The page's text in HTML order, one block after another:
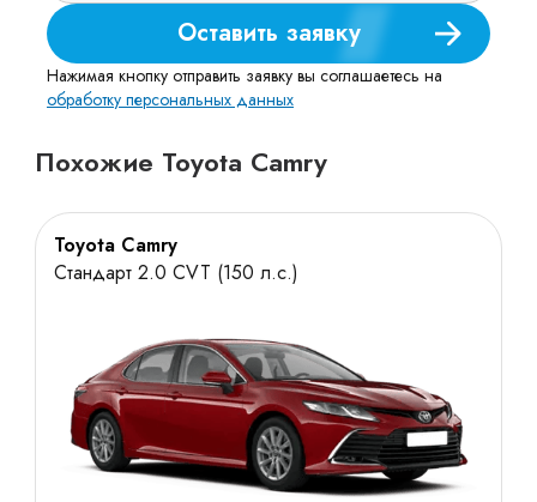
Оставить заявку
Нажимая кнопку отправить заявку вы соглашаетесь на
обработку персональных данных
Похожие Toyota Camry
Toyota Camry
Стандарт 2.0 CVT (150 л.с.)